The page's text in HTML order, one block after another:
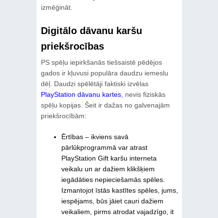
izmēģināt.
Digitālo dāvanu karšu
priekšrocības
PS spēļu iepirkšanās tiešsaistē pēdējos
gados ir kļuvusi populāra daudzu iemeslu
dēļ. Daudzi spēlētāji faktiski izvēlas
PlayStation dāvanu kartes, nevis fiziskās
spēļu kopijas. Šeit ir dažas no galvenajām
priekšrocībām:
Ērtības – ikviens savā
pārlūkprogrammā var atrast
PlayStation Gift karšu interneta
veikalu un ar dažiem klikšķiem
iegādāties nepieciešamās spēles.
Izmantojot īstās kastītes spēles, jums,
iespējams, būs jāiet cauri dažiem
veikaliem, pirms atrodat vajadzīgo, it